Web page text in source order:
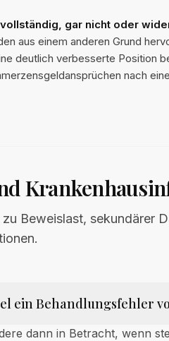
gar nicht oder
aus einem anderen Grund
deutlich verbesserte Position
nach
Beweislast, sekundärer
ein Behandlungsfehler
dann in Betracht, wenn